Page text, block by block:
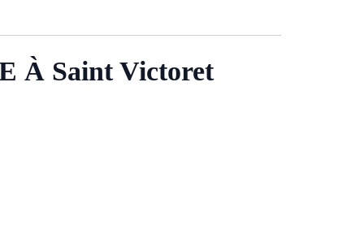
À Saint Victoret